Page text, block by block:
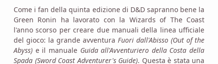
Come i fan della quinta edizione di D&D sapranno bene la
Green Ronin ha lavorato con la Wizards of The Coast
l'anno scorso per creare due manuali della linea ufficiale
del gioco: la grande avventura Fuori dall'Abisso (Out of the
Abyss) e il manuale Guida all'Avventuriero della Costa della
Spada (Sword Coast Adventurer's Guide). Questa è stata una